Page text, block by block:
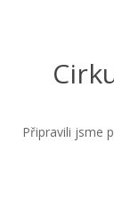
Připravili jsme